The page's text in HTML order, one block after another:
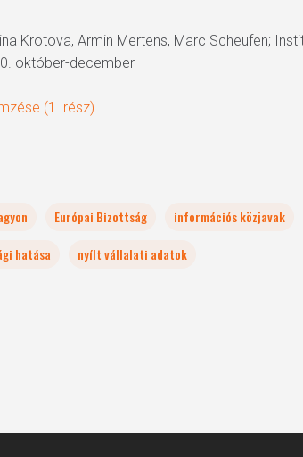
Krotova, Armin Mertens, Marc Scheufen;
október-december
(1. rész)
Európai Bizottság információs közjavak
hatása nyílt vállalati adatok